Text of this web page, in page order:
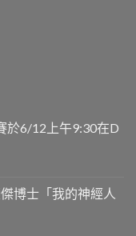
於6/12上午9:30在D
博士「我的神經人